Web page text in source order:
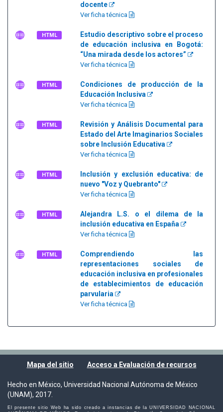
docente
Ver ficha técnica
HTML
Estudio descriptivo sobre el proceso
de educación inclusiva en Bogotá:
“Una mirada desde los actores”
Ver ficha técnica
HTML
Condiciones de producción de la
Educación Inclusiva
Ver ficha técnica
HTML
Revisión y Análisis Documental para
Estado del Arte Imaginarios Sociales
sobre Inclusión Educativa
Ver ficha técnica
HTML
Inclusión y exclusión educativa: de
nuevo "Voz y Quebranto"
Ver ficha técnica
HTML
Alejandra L.S. o el dilema de la
inclusión educativa en España
Ver ficha técnica
HTML
Comprendiendo las
representaciones sociales de
educación inclusiva en profesionales
de establecimientos de educación
parvularia
Ver ficha técnica
Mapa del sitio Acceso a Evaluación de recursos
Hecho en México, Universidad Nacional Autónoma de México
(UNAM), 2017.
El presente sitio Web ha sido creado a instancias de la UNIVERSIDAD NACIONAL